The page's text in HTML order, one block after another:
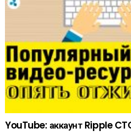
YouTube: аккаунт Ripple